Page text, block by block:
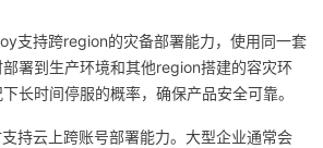
支持跨region的灾备部署能力，使用同一套
署到生产环境和其他region搭建的容灾环
长时间停服的概率，确保产品安全可靠。
持云上跨账号部署能力。大型企业通常会